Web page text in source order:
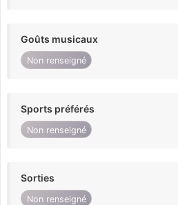
Goûts musicaux
Non renseigné
Sports préférés
Non renseigné
Sorties
Non renseigné